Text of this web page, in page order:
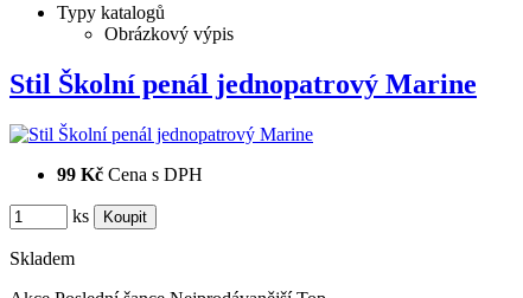
Typy katalogů
Obrázkový výpis
Stil Školní penál jednopatrový Marine
99 Kč Cena s DPH
ks
Skladem